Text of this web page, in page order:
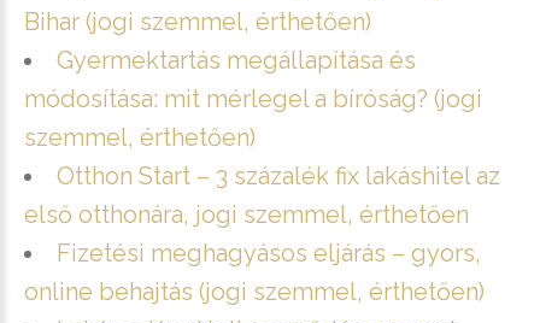
Bihar (jogi szemmel, érthetően)
Gyermektartás megállapítása és
módosítása: mit mérlegel a bíróság? (jogi
szemmel, érthetően)
Otthon Start – 3 százalék fix lakáshitel az
első otthonára, jogi szemmel, érthetően
Fizetési meghagyásos eljárás – gyors,
online behajtás (jogi szemmel, érthetően)